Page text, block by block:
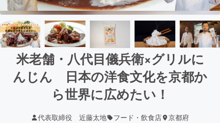
米老舗・八代目儀兵衛×グリルに
んじん 日本の洋食文化を京都か
ら世界に広めたい！
代表取締役 近藤太地 フード・飲食店 京都府